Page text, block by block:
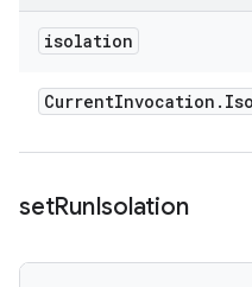
isolation
CurrentInvocation .
setRunIsolation